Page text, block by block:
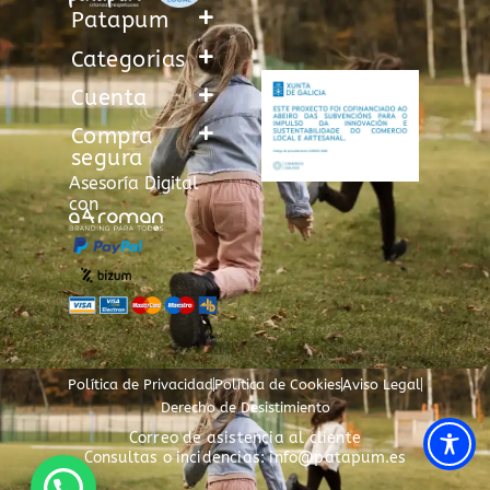
Patapum
Categorias
Cuenta
Compra
segura
Asesoría Digital
con
Política de PrivacidadPolítica de CookiesAviso Legal
Derecho de Desistimiento
Correo de asistencia al cliente
Consultas o incidencias: info@patapum.es